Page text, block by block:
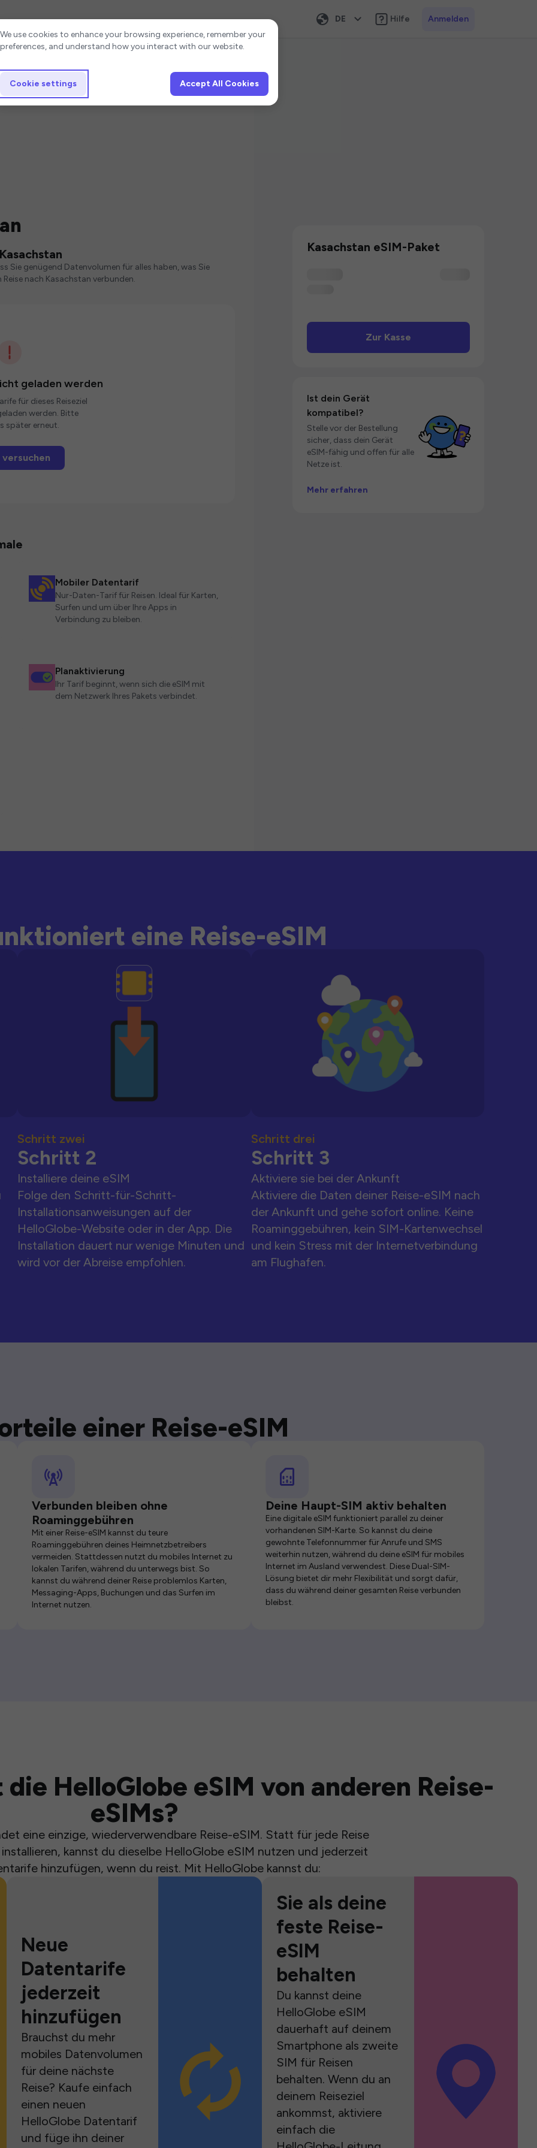
DE Hilfe Anmelden
Sie genügend Datenvolumen für alles haben, was Sie
nach Kasachstan verbunden.
geladen werden
für dieses Reiseziel
werden. Bitte
später erneut.
Mobiler Datentarif
Nur-Daten-Tarif für Reisen. Ideal für Karten,
Surfen und um über Ihre Apps in
Verbindung zu bleiben.
Planaktivierung
Ihr Tarif beginnt, wenn sich die eSIM mit
dem Netzwerk Ihres Pakets verbindet.
Kasachstan eSIM-Paket
Zur Kasse
Ist dein Gerät
kompatibel?
Stelle vor der Bestellung
sicher, dass dein Gerät
eSIM-fähig und offen für alle
Netze ist.
Mehr erfahren
eine Reise-eSIM
Schritt zwei
Schritt 2
Installiere deine eSIM
Folge den Schritt-für-Schritt-
Installationsanweisungen auf der
HelloGlobe-Website oder in der App. Die
Installation dauert nur wenige Minuten und
wird vor der Abreise empfohlen.
Schritt drei
Schritt 3
Aktiviere sie bei der Ankunft
Aktiviere die Daten deiner Reise-eSIM nach
der Ankunft und gehe sofort online. Keine
Roaminggebühren, kein SIM-Kartenwechsel
und kein Stress mit der Internetverbindung
am Flughafen.
einer Reise-eSIM
Verbunden bleiben ohne
Roaminggebühren
Mit einer Reise-eSIM kannst du teure
Roaminggebühren deines Heimnetzbetreibers
vermeiden. Stattdessen nutzt du mobiles Internet zu
lokalen Tarifen, während du unterwegs bist. So
kannst du während deiner Reise problemlos Karten,
Messaging-Apps, Buchungen und das Surfen im
Internet nutzen.
Deine Haupt-SIM aktiv behalten
Eine digitale eSIM funktioniert parallel zu deiner
vorhandenen SIM-Karte. So kannst du deine
gewohnte Telefonnummer für Anrufe und SMS
weiterhin nutzen, während du deine eSIM für mobiles
Internet im Ausland verwendest. Diese Dual-SIM-
Lösung bietet dir mehr Flexibilität und sorgt dafür,
dass du während deiner gesamten Reise verbunden
bleibst.
HelloGlobe eSIM von anderen Reise-
eSIMs?
eine einzige, wiederverwendbare Reise-eSIM. Statt für jede Reise
kannst du dieselbe HelloGlobe eSIM nutzen und jederzeit
hinzufügen, wenn du reist. Mit HelloGlobe kannst du:
Neue
Datentarife
jederzeit
hinzufügen
Brauchst du mehr
mobiles Datenvolumen
für deine nächste
Reise? Kaufe einfach
einen neuen
HelloGlobe Datentarif
und füge ihn deiner
Sie als deine
feste Reise-
eSIM
behalten
Du kannst deine
HelloGlobe eSIM
dauerhaft auf deinem
Smartphone als zweite
SIM für Reisen
behalten. Wenn du an
deinem Reiseziel
ankommst, aktiviere
einfach die
Cookie settings
We use cookies to enhance your browsing experience, remember your
preferences, and understand how you interact with our website.
Cookie settings Accept All Cookies